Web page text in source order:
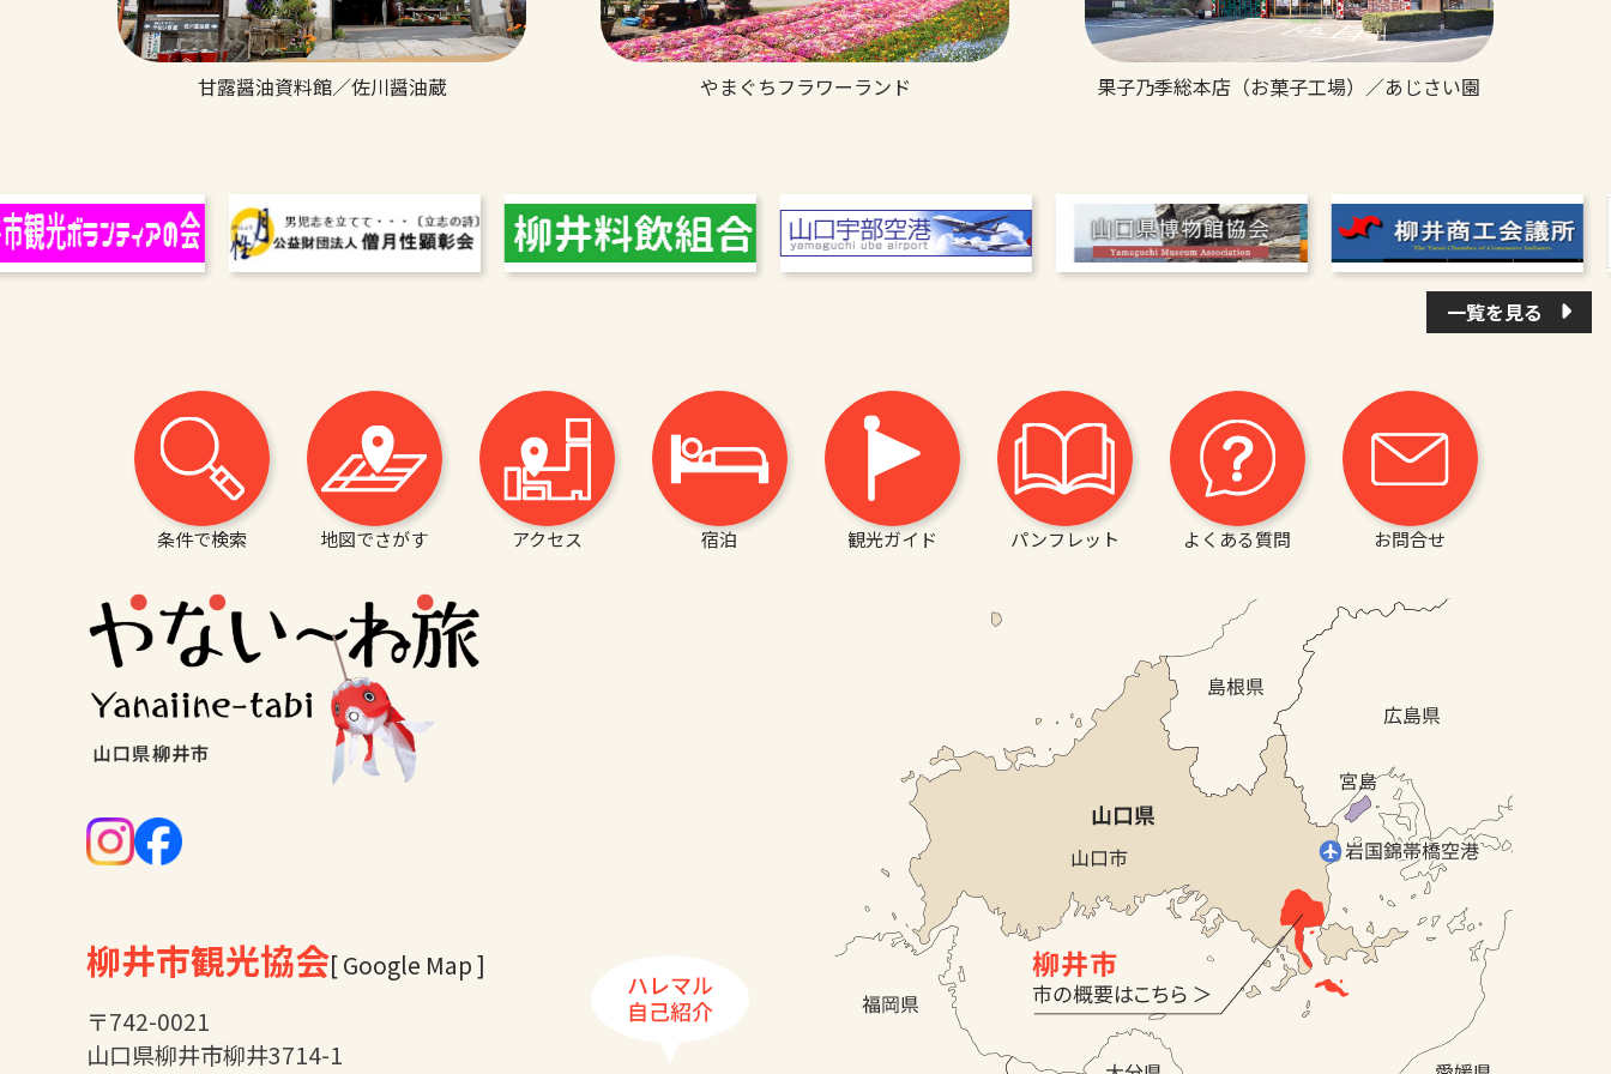
甘露醤油資料館／佐川醤油蔵 やまぐちフラワーランド 果子乃季総本店（お菓子工場）／あじさい園
一覧を見る
条件で検索 地図でさがす アクセス 宿泊 観光ガイド パンフレット よくある質問 お問合せ
柳井市観光協会[ Google Map ]
〒742-0021
山口県柳井市柳井3714-1